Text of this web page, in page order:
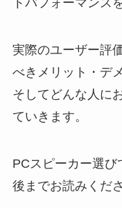
トパフォーマンス
実際のユーザー評
べきメリット・デ
そしてどんな人に
ていきます。
PCスピーカー選
後までお読みくださ